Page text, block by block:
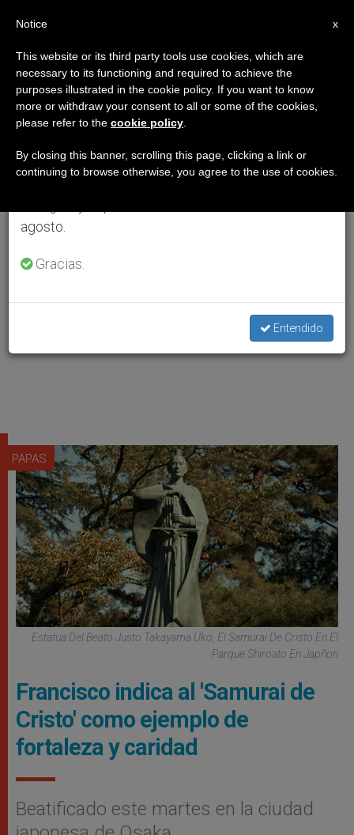
PAPAS
Estatua Del Beato Justo Takayama Uko, El Samurai De Cristo En El
Parque Shiroato En Japñon
Francisco indica al 'Samurai de
Cristo' como ejemplo de
fortaleza y caridad
Beatificado este martes en la ciudad
×
Aviso importante
Del 27 de julio al 7 de agosto haremos la pausa
anual, aprovechando que en el periodo de verano
se generan menos informaciones y también el
agosto.
Gracias.
Entendido
x
Notice
This website or its third party tools use cookies, which are
necessary to its functioning and required to achieve the
purposes illustrated in the cookie policy. If you want to know
more or withdraw your consent to all or some of the cookies,
please refer to the cookie policy
By closing this banner, scrolling this page, clicking a link or
continuing to browse otherwise, you agree to the use of cookies.